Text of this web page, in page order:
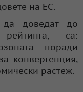
на ЕС.
да доведат до
са:
поради
конвергенция,
растеж.